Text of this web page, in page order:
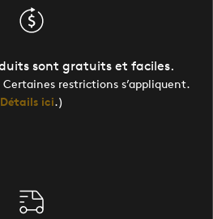
sont gratuits et faciles.
restrictions s’appliquent.
Détails ici.)